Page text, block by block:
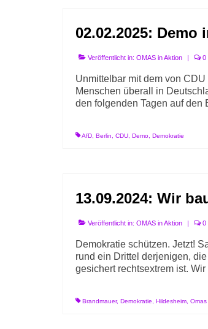
02.02.2025:
Veröffentlicht in: OMAS in Aktion | 0
Unmittelbar mit dem von
Menschen überall in
den folgenden Tagen auf
AfD Berlin CDU Demo Demokratie
13.09.2024: Wir
Veröffentlicht in: OMAS in Aktion | 0
Demokratie schützen. Jetzt!
rund ein Drittel derjenigen,
gesichert rechtsextrem ist.
Brandmauer, Demokratie Hildesheim